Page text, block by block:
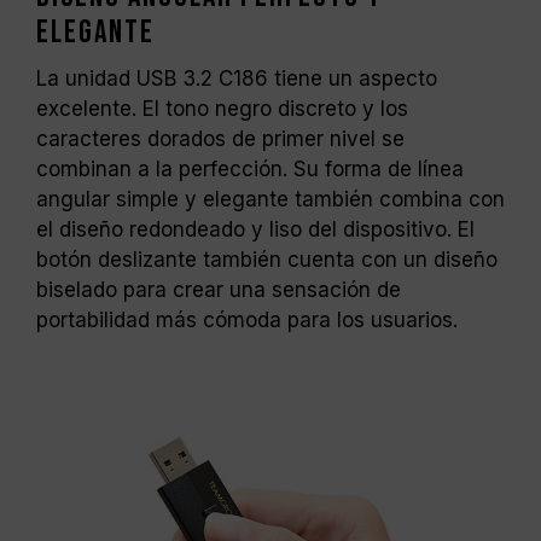
elegante
La unidad USB 3.2 C186 tiene un aspecto
excelente. El tono negro discreto y los
caracteres dorados de primer nivel se
combinan a la perfección. Su forma de línea
angular simple y elegante también combina con
el diseño redondeado y liso del dispositivo. El
botón deslizante también cuenta con un diseño
biselado para crear una sensación de
portabilidad más cómoda para los usuarios.